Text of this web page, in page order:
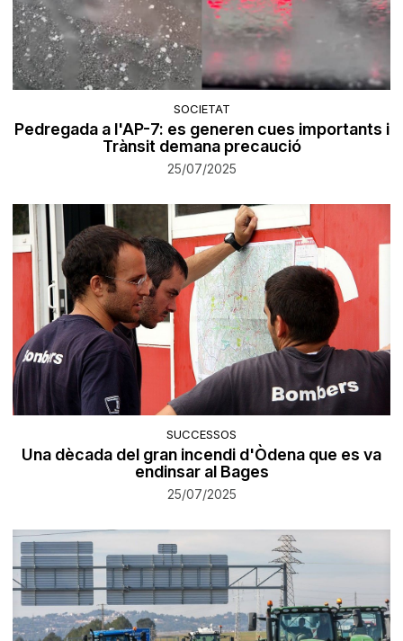
SOCIETAT
Pedregada a l'AP-7: es generen cues importants i
Trànsit demana precaució
25/07/2025
SUCCESSOS
Una dècada del gran incendi d'Òdena que es va
endinsar al Bages
25/07/2025